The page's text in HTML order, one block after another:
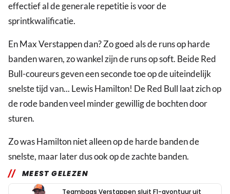
effectief al de generale repetitie is voor de
sprintkwalificatie.
En Max Verstappen dan? Zo goed als de runs op harde
banden waren, zo wankel zijn de runs op soft. Beide Red
Bull-coureurs geven een seconde toe op de uiteindelijk
snelste tijd van... Lewis Hamilton! De Red Bull laat zich op
de rode banden veel minder gewillig de bochten door
sturen.
Zo was Hamilton niet alleen op de harde banden de
snelste, maar later dus ook op de zachte banden.
MEEST GELEZEN
Teambaas Verstappen sluit F1-avontuur uit